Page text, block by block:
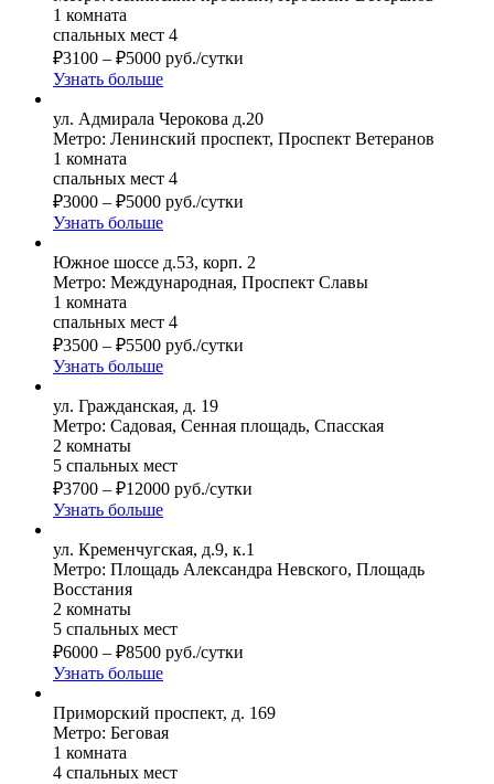
1 комната
спальных мест 4
₽3100 – ₽5000 руб./сутки
Узнать больше
ул. Адмирала Черокова д.20
Метро: Ленинский проспект, Проспект Ветеранов
1 комната
спальных мест 4
₽3000 – ₽5000 руб./сутки
Узнать больше
Южное шоссе д.53, корп. 2
Метро: Международная, Проспект Славы
1 комната
спальных мест 4
₽3500 – ₽5500 руб./сутки
Узнать больше
ул. Гражданская, д. 19
Метро: Садовая, Сенная площадь, Спасская
2 комнаты
5 спальных мест
₽3700 – ₽12000 руб./сутки
Узнать больше
ул. Кременчугская, д.9, к.1
Метро: Площадь Александра Невского, Площадь
Восстания
2 комнаты
5 спальных мест
₽6000 – ₽8500 руб./сутки
Узнать больше
Приморский проспект, д. 169
Метро: Беговая
1 комната
4 спальных мест